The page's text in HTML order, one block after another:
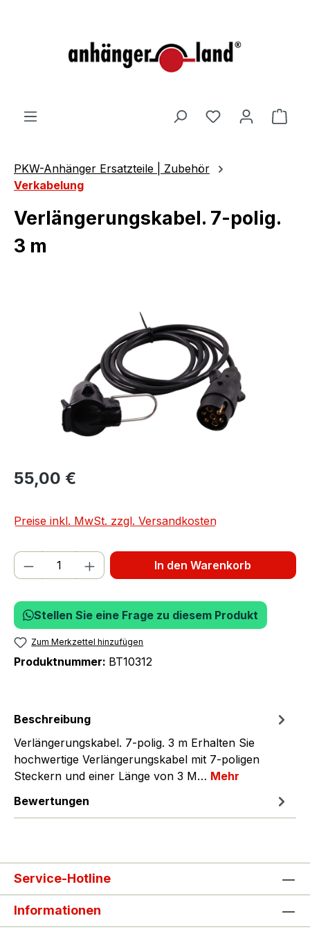
PKW-Anhänger Ersatzteile | Zubehör
Verkabelung
Verlängerungskabel. 7-polig.
3 m
55,00 €
Preise inkl. MwSt. zzgl. Versandkosten
Produkt Anzahl: Gib den gewünschten
In den Warenkorb
Stellen Sie eine Frage zu diesem Produkt
Zum Merkzettel hinzufügen
Produktnummer: BT10312
Beschreibung
Verlängerungskabel. 7-polig. 3 m Erhalten Sie
hochwertige Verlängerungskabel mit 7-poligen
Steckern und einer Länge von 3 M… Mehr
Bewertungen
Service-Hotline
Informationen